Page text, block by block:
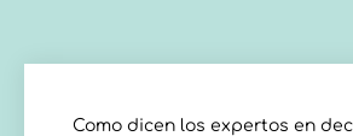
Como dicen los expertos en